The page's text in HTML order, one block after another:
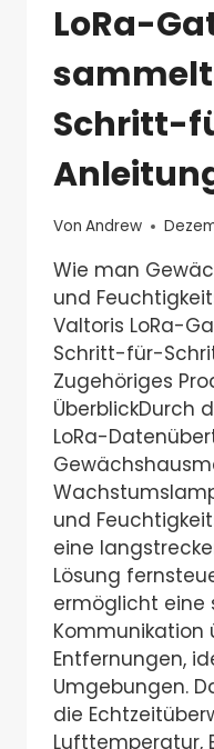
LoRa-
Schritt-
Von Andrew
Wie man
und
Valtoris LoRa-
Schritt-für-
Zugehöriges
ÜberblickDurch
LoRa-
und
eine
Lösung
ermöglicht eine
Kommunikation
Entfernungen,
Umgebungen.
die
Lufttemperatur,